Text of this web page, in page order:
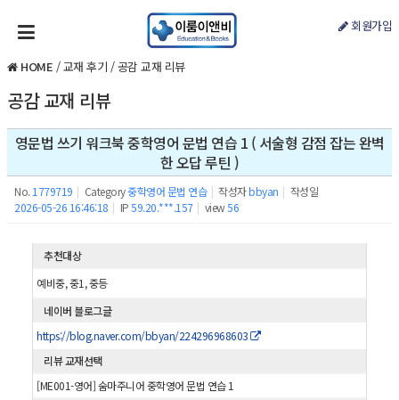
회원가입
HOME /교재 후기 /공감 교재 리뷰
공감 교재 리뷰
영문법 쓰기 워크북 중학영어 문법 연습 1 ( 서술형 감점 잡는 완벽
한 오답 루틴 )
No. 1779719 | Category중학영어 문법 연습 | 작성자bbyan | 작성일
2026-05-26 16:46:18 | IP59.20.***.157 | view56
추천대상
예비중, 중1, 중등
네이버 블로그글
https://blog.naver.com/bbyan/224296968603
리뷰 교재선택
[ME001-영어] 숨마주니어 중학영어 문법 연습 1